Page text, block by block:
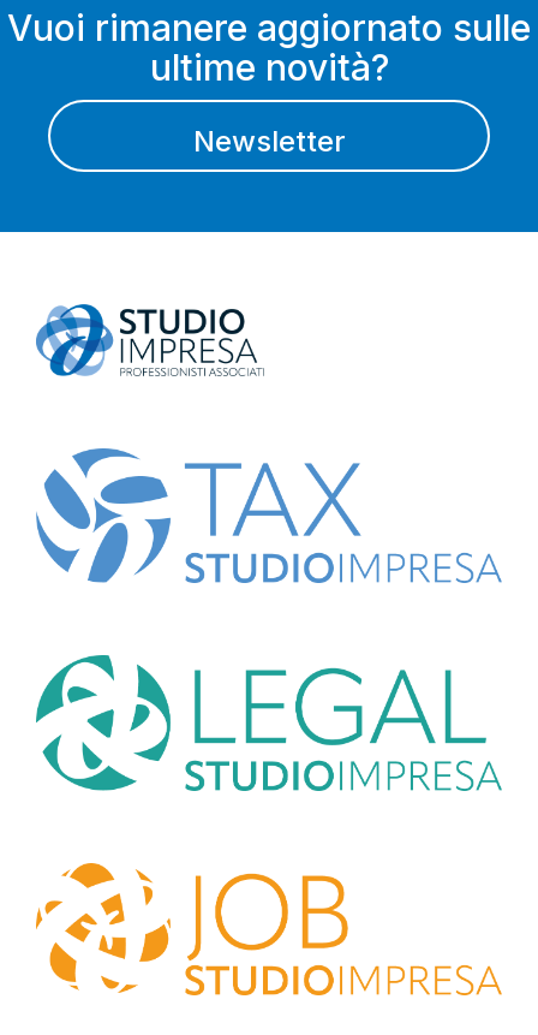
Vuoi rimanere aggiornato sulle
ultime novità?
Newsletter